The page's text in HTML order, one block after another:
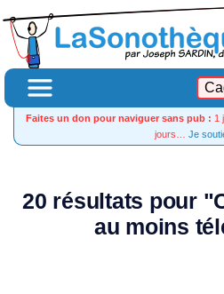
Faites un don pour naviguer sans pub : 1
jours… Je
20 résultats pour
au moins